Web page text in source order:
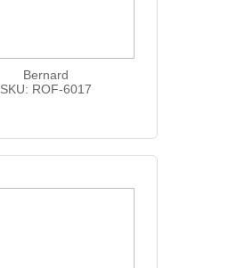
Bernard
SKU: ROF-6017